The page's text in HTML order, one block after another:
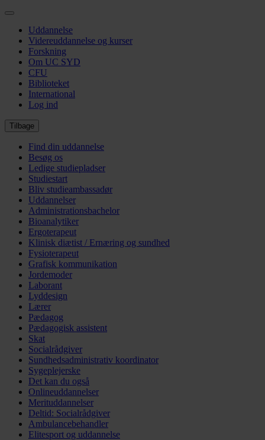
Gå
hovedindhold
Uddannelse
Videreuddannelse og kurser
Forskning
Om UC SYD
CFU
Biblioteket
International
Log ind
Tilbage
Find din uddannelse
Besøg os
Ledige studiepladser
Studiestart
Bliv studieambassadør
Uddannelser
Administrationsbachelor
Bioanalytiker
Ergoterapeut
Klinisk diætist / Ernæring og sundhed
Fysioterapeut
Grafisk kommunikation
Jordemoder
Laborant
Lyddesign
Lærer
Pædagog
Pædagogisk assistent
Skat
Socialrådgiver
Sundhedsadministrativ koordinator
Sygeplejerske
Det kan du også
Onlineuddannelser
Merituddannelser
Deltid: Socialrådgiver
Ambulancebehandler
Elitesport og uddannelse